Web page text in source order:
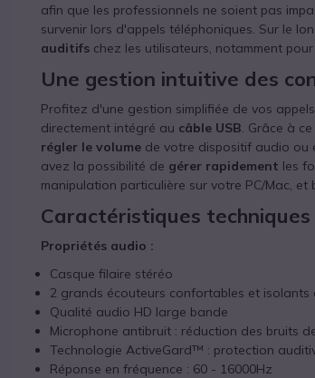
afin que les professionnels ne soient pas
survenir lors d'appels téléphoniques. Sur le
auditifs chez les utilisateurs, notamment
Une gestion intuitive des
Profitez d'une gestion simplifiée de vos
directement intégré au câble USB. Grâce à
régler le volume de votre dispositif audio ou
avez la possibilité de gérer rapidement les
manipulation particulière sur votre PC/Mac,
Caractéristiques techniques
Propriétés audio :
Casque filaire stéréo
2 grands écouteurs confortables et isolants
Qualité audio HD large bande
Microphone antibruit : réduction des bruits
Technologie ActiveGard™ : protection
Réponse en fréquence : 60 - 16000Hz